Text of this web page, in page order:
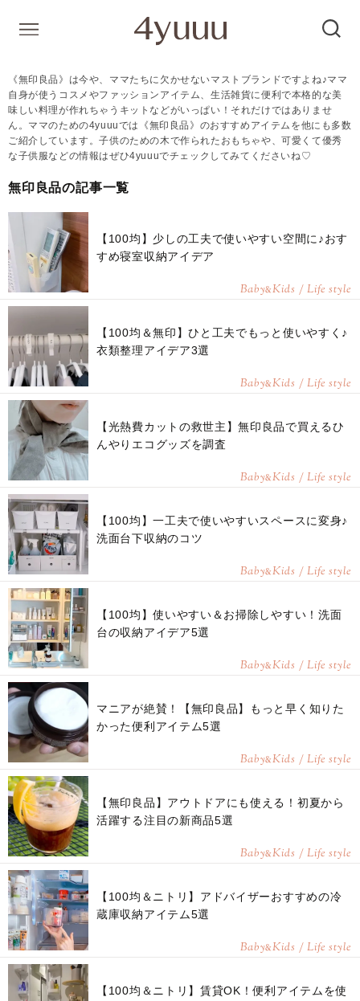
《無印良品》は今や、ママたちに欠かせないマストブランドですよね♪ママ
自身が使うコスメやファッションアイテム、生活雑貨に便利で本格的な美
味しい料理が作れちゃうキットなどがいっぱい！それだけではありませ
ん。ママのための4yuuuでは《無印良品》のおすすめアイテムを他にも多数
ご紹介しています。子供のための木で作られたおもちゃや、可愛くて優秀
な子供服などの情報はぜひ4yuuuでチェックしてみてくださいね♡
無印良品の記事一覧
【100均】少しの工夫で使いやすい空間に♪おす
すめ寝室収納アイデア
Baby&Kids / Life style
【100均＆無印】ひと工夫でもっと使いやすく♪
衣類整理アイデア3選
Baby&Kids / Life style
【光熱費カットの救世主】無印良品で買えるひ
んやりエコグッズを調査
Baby&Kids / Life style
【100均】一工夫で使いやすいスペースに変身♪
洗面台下収納のコツ
Baby&Kids / Life style
【100均】使いやすい＆お掃除しやすい！洗面
台の収納アイデア5選
Baby&Kids / Life style
マニアが絶賛！【無印良品】もっと早く知りた
かった便利アイテム5選
Baby&Kids / Life style
【無印良品】アウトドアにも使える！初夏から
活躍する注目の新商品5選
Baby&Kids / Life style
【100均＆ニトリ】アドバイザーおすすめの冷
蔵庫収納アイテム5選
Baby&Kids / Life style
【100均＆ニトリ】賃貸OK！便利アイテムを使